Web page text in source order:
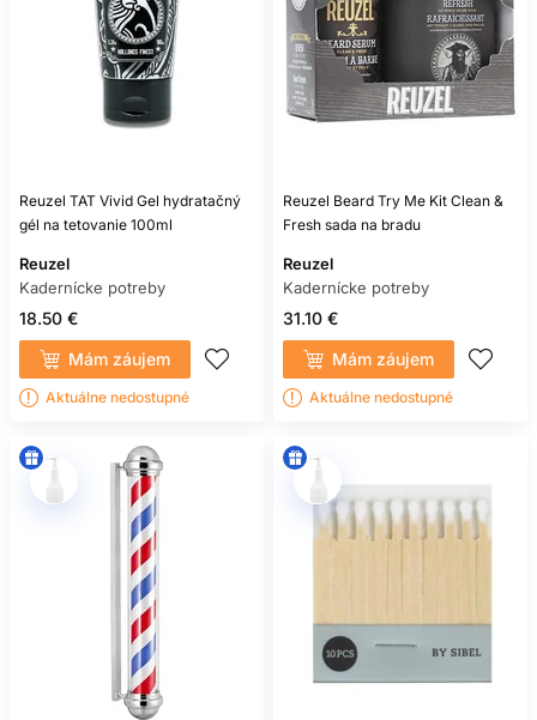
Reuzel TAT Vivid Gel hydratačný
gél na tetovanie 100ml
Reuzel
Kadernícke potreby
18.50 €
Mám záujem
Aktuálne nedostupné
Reuzel Beard Try Me Kit Clean &
Fresh sada na bradu
Reuzel
Kadernícke potreby
31.10 €
Mám záujem
Aktuálne nedostupné